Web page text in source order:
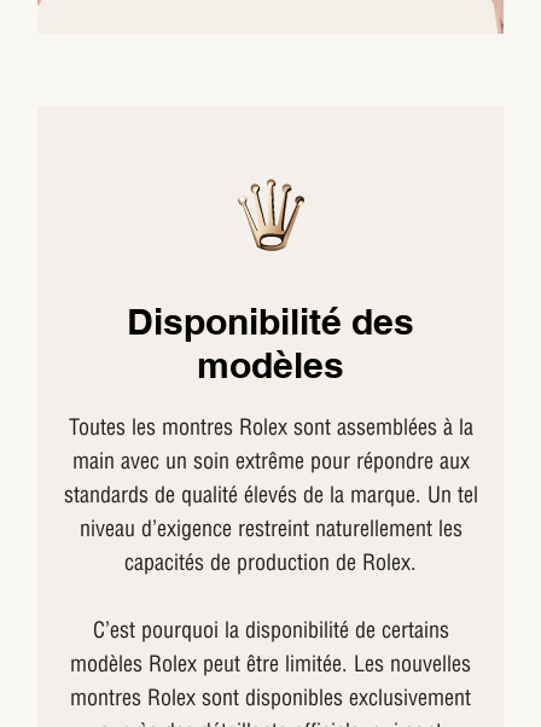
Disponibilité des
modèles
Toutes les montres Rolex sont assemblées à la
main avec un soin extrême pour répondre aux
standards de qualité élevés de la marque. Un tel
niveau d’exigence restreint naturellement les
capacités de production de Rolex.
C’est pourquoi la disponibilité de certains
modèles Rolex peut être limitée. Les nouvelles
montres Rolex sont disponibles exclusivement